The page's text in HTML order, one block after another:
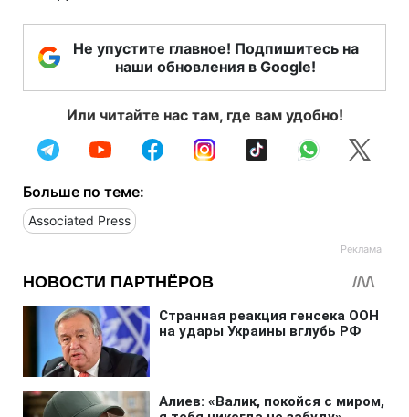
Не упустите главное! Подпишитесь на
наши обновления в Google!
Или читайте нас там, где вам удобно!
Больше по теме:
Associated Press